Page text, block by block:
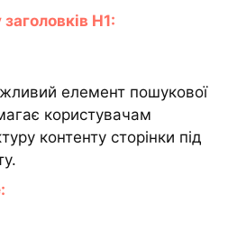
Н1:
елемент пошукової
користувачам
контенту сторінки під